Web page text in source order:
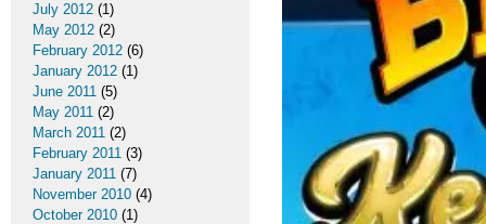
July 2012 (1)
May 2012 (2)
February 2012 (6)
January 2012 (1)
June 2011 (5)
May 2011 (2)
March 2011 (2)
February 2011 (3)
January 2011 (7)
November 2010 (4)
October 2010 (1)